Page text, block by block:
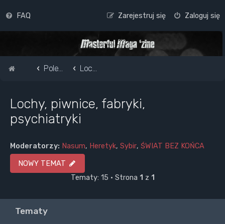
FAQ Zaloguj się
Zarejestruj się
Strona główna
Pole do popisu... Lochy, piwnice, fabryki, psychiatryki
Lochy, piwnice, fabryki,
psychiatryki
Moderatorzy: Nasum, Heretyk, Sybir, ŚWIAT BEZ KOŃCA
NOWY TEMAT
Tematy: 15 • Strona 1 z 1
Tematy